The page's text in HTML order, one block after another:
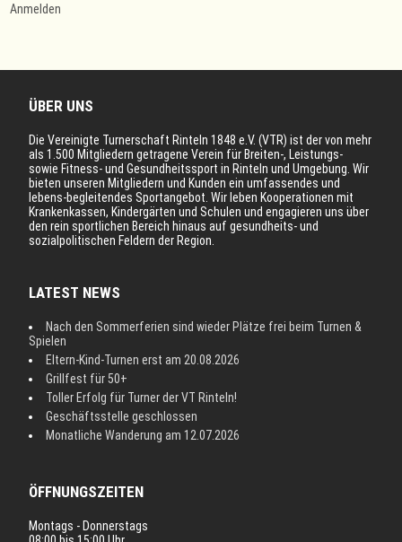
Anmelden
ÜBER UNS
Die Vereinigte Turnerschaft Rinteln 1848 e.V. (VTR) ist der von mehr
als 1.500 Mitgliedern getragene Verein für Breiten-, Leistungs-
sowie Fitness- und Gesundheitssport in Rinteln und Umgebung. Wir
bieten unseren Mitgliedern und Kunden ein umfassendes und
lebens-begleitendes Sportangebot. Wir leben Kooperationen mit
Krankenkassen, Kindergärten und Schulen und engagieren uns über
den rein sportlichen Bereich hinaus auf gesundheits- und
sozialpolitischen Feldern der Region.
LATEST NEWS
Nach den Sommerferien sind wieder Plätze frei beim Turnen &
Spielen
Eltern-Kind-Turnen erst am 20.08.2026
Grillfest für 50+
Toller Erfolg für Turner der VT Rinteln!
Geschäftsstelle geschlossen
Monatliche Wanderung am 12.07.2026
ÖFFNUNGSZEITEN
Montags - Donnerstags